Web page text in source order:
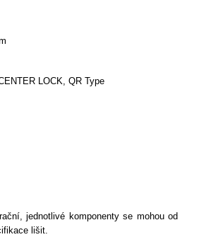
LOCK, QR Type
jednotlivé komponenty se mohou od
lišit.